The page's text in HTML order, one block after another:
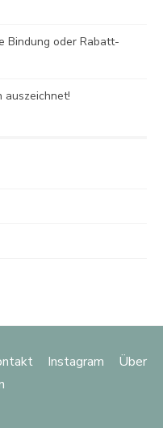
Bindung oder Rabatt-
auszeichnet!
Instagram
Über